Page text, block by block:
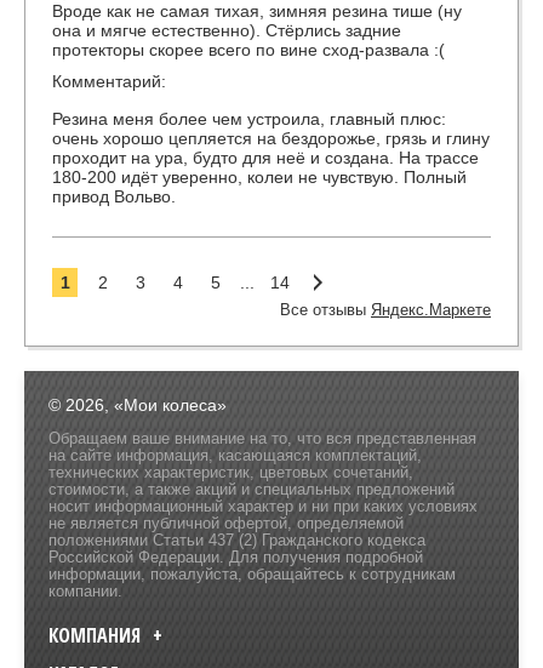
Вроде как не самая тихая, зимняя резина тише (ну
она и мягче естественно). Стёрлись задние
протекторы скорее всего по вине сход-развала :(
Комментарий:
Резина меня более чем устроила, главный плюс:
очень хорошо цепляется на бездорожье, грязь и глину
проходит на ура, будто для неё и создана. На трассе
180-200 идёт уверенно, колеи не чувствую. Полный
привод Вольво.
1 2 3 4 5 ... 14
Все отзывы Яндекс.Маркете
© 2026, «Мои колеса»
Обращаем ваше внимание на то, что вся представленная
на сайте информация, касающаяся комплектаций,
технических характеристик, цветовых сочетаний,
стоимости, а также акций и специальных предложений
носит информационный характер и ни при каких условиях
не является публичной офертой, определяемой
положениями Статьи 437 (2) Гражданского кодекса
Российской Федерации. Для получения подробной
информации, пожалуйста, обращайтесь к сотрудникам
компании.
КОМПАНИЯ